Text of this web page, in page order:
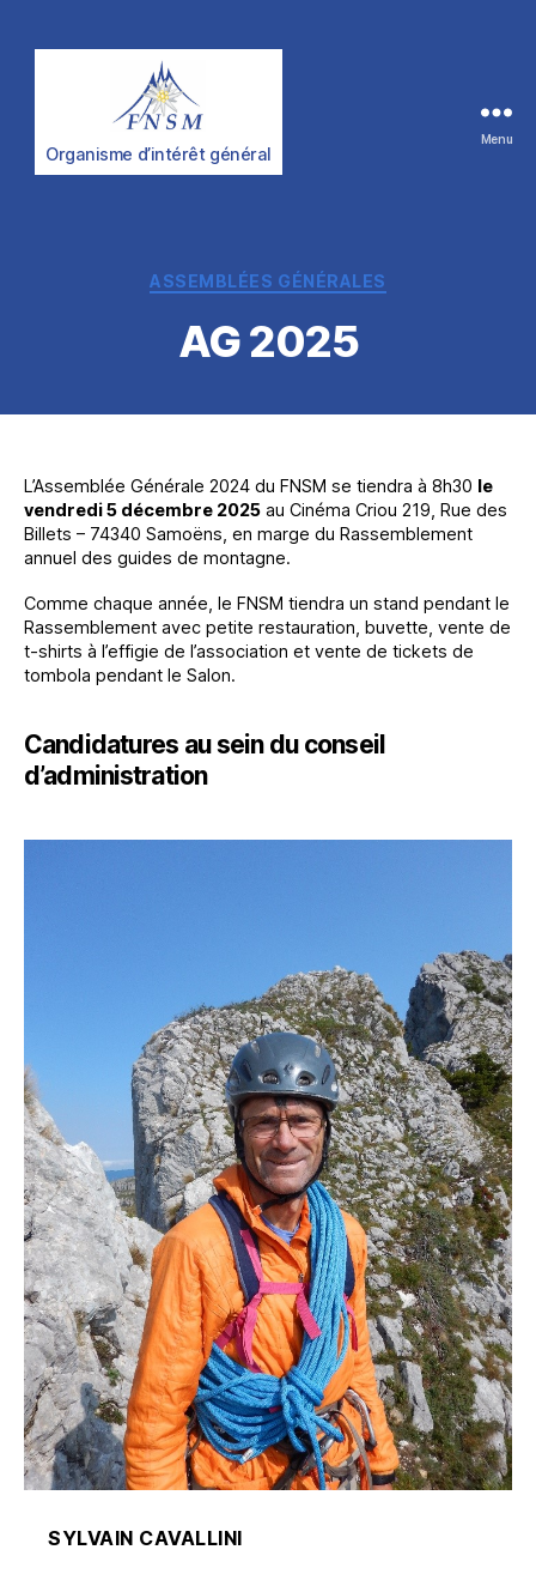
FNSM
Organisme d’intérêt général
Menu
Catégories
ASSEMBLÉES GÉNÉRALES
AG 2025
L’Assemblée Générale 2024 du FNSM se tiendra à 8h30 le
vendredi 5 décembre 2025 au Cinéma Criou 219, Rue des
Billets – 74340 Samoëns, en marge du Rassemblement
annuel des guides de montagne.
Comme chaque année, le FNSM tiendra un stand pendant le
Rassemblement avec petite restauration, buvette, vente de
t-shirts à l’effigie de l’association et vente de tickets de
tombola pendant le Salon.
Candidatures au sein du conseil
d’administration
SYLVAIN CAVALLINI